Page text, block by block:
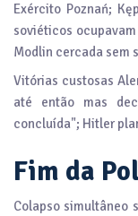
Exército Poznań;
soviéticos
Modlin cercada sem
Vitórias custosas
até então mas
concluída"; Hitler
Fim da
Colapso simultâneo